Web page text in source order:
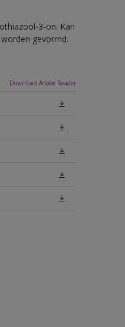
3-on. Kan
gevormd.
Download Adobe Reader